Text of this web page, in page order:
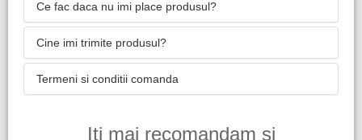
Ce fac daca nu imi place produsul?
Cine imi trimite produsul?
Termeni si conditii comanda
Iti mai recomandam si